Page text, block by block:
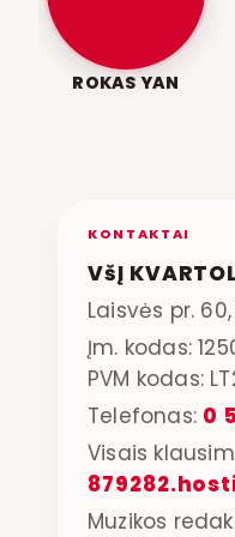
ROKAS YAN
KONTAKTAI
VšĮ
Laisvės pr.
Įm. kodas:
PVM kodas:
Telefonas: 0
Visais
Muzikos